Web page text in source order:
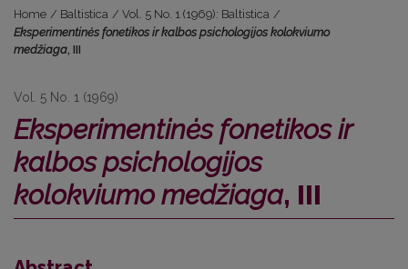
Home / Baltistica / Vol. 5 No. 1 (1969): Baltistica /
Eksperimentinės fonetikos ir kalbos psichologijos kolokviumo
medžiaga, III
Vol. 5 No. 1 (1969)
Eksperimentinės fonetikos ir
kalbos psichologijos
kolokviumo medžiaga, III